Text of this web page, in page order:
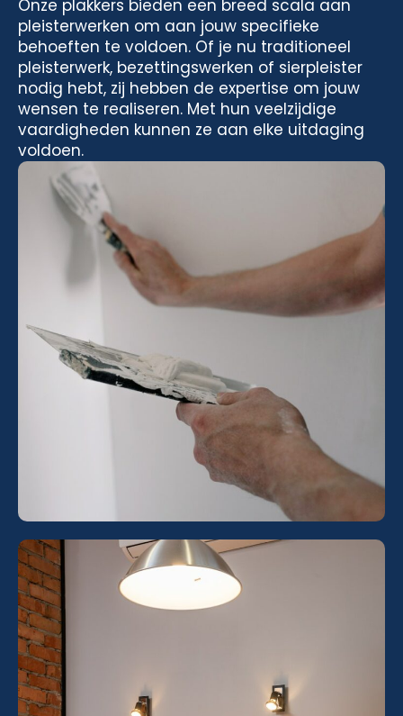
Onze plakkers bieden een breed scala aan
pleisterwerken om aan jouw specifieke
behoeften te voldoen. Of je nu traditioneel
pleisterwerk, bezettingswerken of sierpleister
nodig hebt, zij hebben de expertise om jouw
wensen te realiseren. Met hun veelzijdige
vaardigheden kunnen ze aan elke uitdaging
voldoen.